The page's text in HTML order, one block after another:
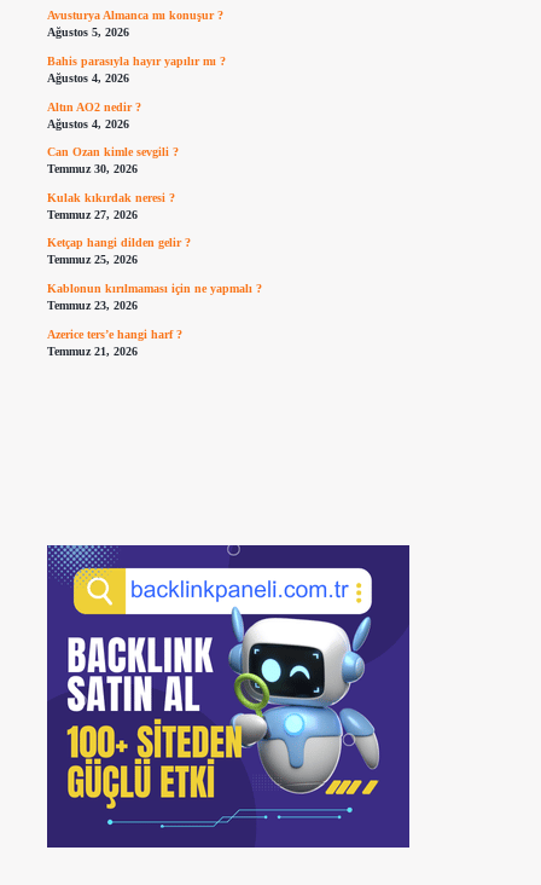
Avusturya Almanca mı konuşur ?
Ağustos 5, 2026
Bahis parasıyla hayır yapılır mı ?
Ağustos 4, 2026
Altın AO2 nedir ?
Ağustos 4, 2026
Can Ozan kimle sevgili ?
Temmuz 30, 2026
Kulak kıkırdak neresi ?
Temmuz 27, 2026
Ketçap hangi dilden gelir ?
Temmuz 25, 2026
Kablonun kırılmaması için ne yapmalı ?
Temmuz 23, 2026
Azerice ters’e hangi harf ?
Temmuz 21, 2026